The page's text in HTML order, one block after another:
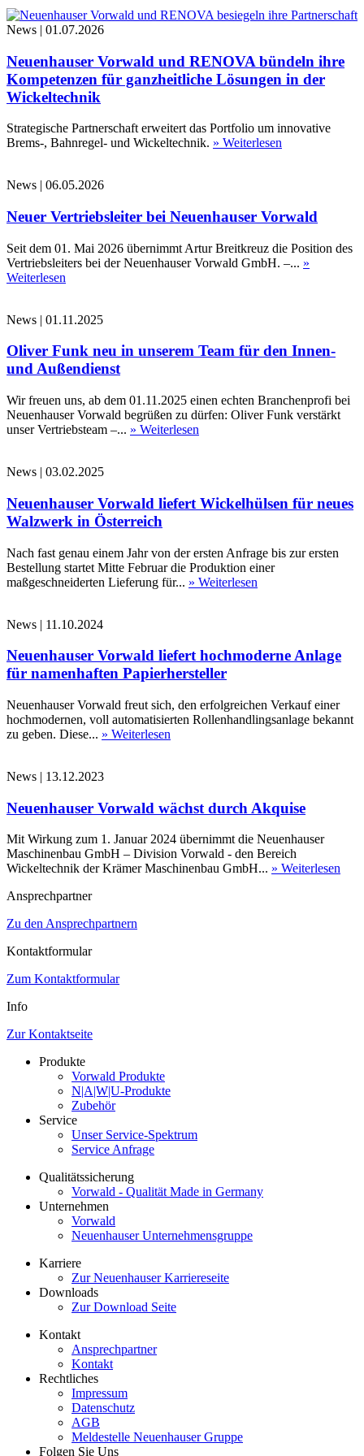
News | 01.07.2026
Neuenhauser Vorwald und RENOVA bündeln ihre
Kompetenzen für ganzheitliche Lösungen in der
Wickeltechnik
Strategische Partnerschaft erweitert das Portfolio um innovative
Brems-, Bahnregel- und Wickeltechnik. » Weiterlesen
News | 06.05.2026
Neuer Vertriebsleiter bei Neuenhauser Vorwald
Seit dem 01. Mai 2026 übernimmt Artur Breitkreuz die Position des
Vertriebsleiters bei der Neuenhauser Vorwald GmbH. –... »
Weiterlesen
News | 01.11.2025
Oliver Funk neu in unserem Team für den Innen-
und Außendienst
Wir freuen uns, ab dem 01.11.2025 einen echten Branchenprofi bei
Neuenhauser Vorwald begrüßen zu dürfen: Oliver Funk verstärkt
unser Vertriebsteam –... » Weiterlesen
News | 03.02.2025
Neuenhauser Vorwald liefert Wickelhülsen für neues
Walzwerk in Österreich
Nach fast genau einem Jahr von der ersten Anfrage bis zur ersten
Bestellung startet Mitte Februar die Produktion einer
maßgeschneiderten Lieferung für... » Weiterlesen
News | 11.10.2024
Neuenhauser Vorwald liefert hochmoderne Anlage
für namenhaften Papierhersteller
Neuenhauser Vorwald freut sich, den erfolgreichen Verkauf einer
hochmodernen, voll automatisierten Rollenhandlingsanlage bekannt
zu geben. Diese... » Weiterlesen
News | 13.12.2023
Neuenhauser Vorwald wächst durch Akquise
Mit Wirkung zum 1. Januar 2024 übernimmt die Neuenhauser
Maschinenbau GmbH – Division Vorwald - den Bereich
Wickeltechnik der Krämer Maschinenbau GmbH... » Weiterlesen
Ansprechpartner
Zu den Ansprechpartnern
Kontaktformular
Zum Kontaktformular
Info
Zur Kontaktseite
Produkte
Vorwald Produkte
N|A|W|U-Produkte
Zubehör
Service
Unser Service-Spektrum
Service Anfrage
Qualitätssicherung
Vorwald - Qualität Made in Germany
Unternehmen
Vorwald
Neuenhauser Unternehmensgruppe
Karriere
Zur Neuenhauser Karriereseite
Downloads
Zur Download Seite
Kontakt
Ansprechpartner
Kontakt
Rechtliches
Impressum
Datenschutz
AGB
Meldestelle Neuenhauser Gruppe
Folgen Sie Uns